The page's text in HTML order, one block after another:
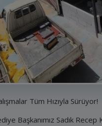
Tüm Hızıyla Sürüyor!
Başkanımız Sadık